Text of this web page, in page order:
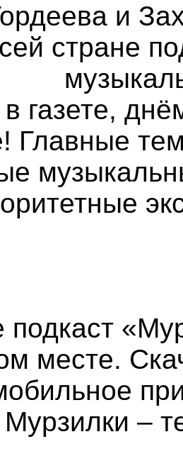
и
стране
газете,
Главные
месте.
Мурзилки –